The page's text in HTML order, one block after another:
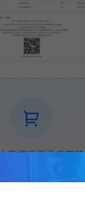
容需要登录后下载